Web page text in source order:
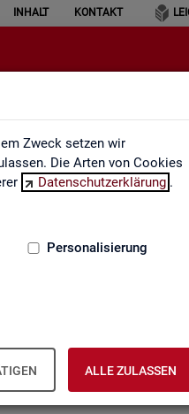
Zweck setzen wir
Die Arten von Cookies
Datenschutzerklärung .
Personalisierung
ALLE ZULASSEN
INHALT KONTAKT
der Sta­tis­ti­schen